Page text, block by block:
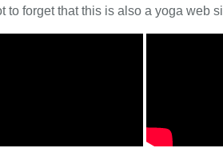
to forget that this is also a yoga web